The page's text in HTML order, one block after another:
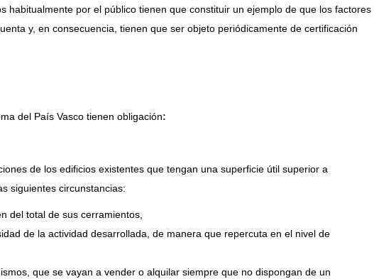
habitualmente por el público tienen que constituir un ejemplo de que los factores
y, en consecuencia, tienen que ser objeto periódicamente de certificación
del País Vasco tienen obligación:
de los edificios existentes que tengan una superficie útil superior a
siguientes circunstancias:
del total de sus cerramientos,
de la actividad desarrollada, de manera que repercuta en el nivel de
que se vayan a vender o alquilar siempre que no dispongan de un